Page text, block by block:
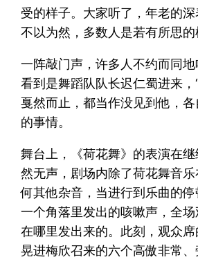
受的样子。大家听了，年老的深
不以为然，多数人是若有所思的
一阵敲门声，许多人不约而同地
看到是舞蹈队队长迟仁蜀进来，
戛然而止，都当作没见到他，
的事情。
舞台上，《荷花舞》的表演在
然无声，剧场内除了荷花舞音
何其他杂音，当进行到乐曲的
一个角落里发出的咳嗽声，全
在哪里发出来的。此刻，观众
晃进梅欣召来的六个高傲非常